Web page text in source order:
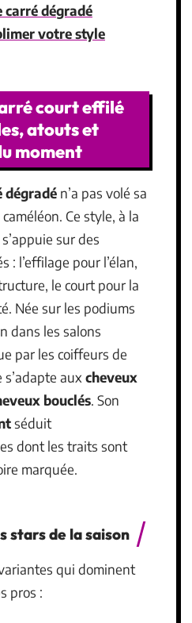
carré dégradé
votre style
court effilé
atouts et
moment
dégradé n’a pas volé sa
Ce style, à la
sur des
: l’effilage pour l’élan,
le court pour la
Née sur les podiums
dans les salons
par les coiffeurs de
aux cheveux
bouclés. Son
séduit
dont les traits sont
marquée.
stars de la saison
qui dominent
pros :